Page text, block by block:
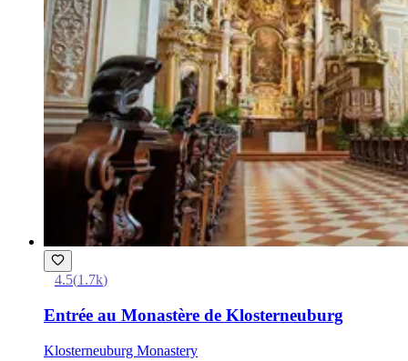
4.5(1.7k)
Entrée au Monastère de Klosterneuburg
Klosterneuburg Monastery